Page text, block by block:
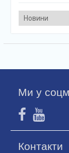
Категорії
Ми у
Контакти